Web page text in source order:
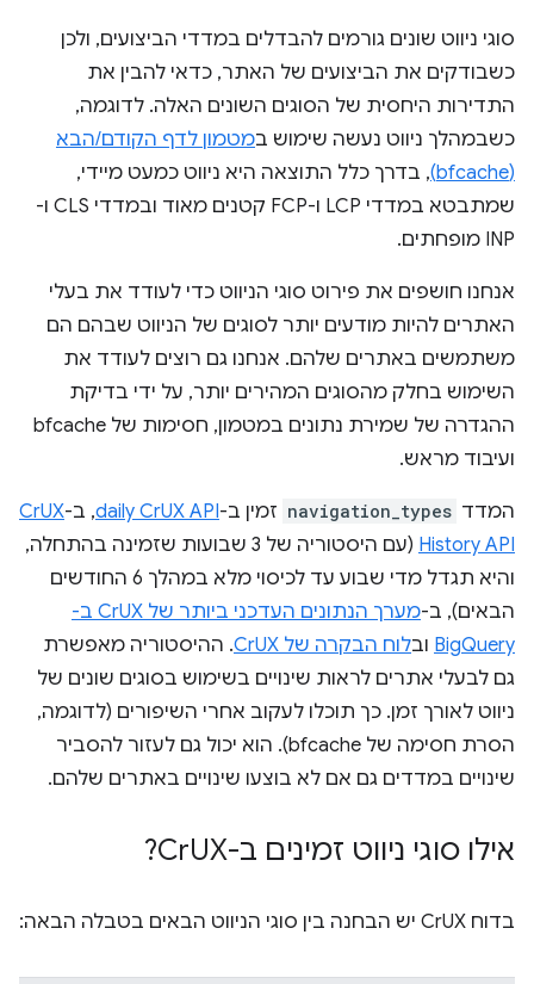
סוגי ניווט שונים גורמים להבדלים במדדי הביצועים, ולכן
כשבודקים את הביצועים של האתר, כדאי להבין את
התדירות היחסית של הסוגים השונים האלה. לדוגמה,
כשבמהלך ניווט נעשה שימוש במטמון לדף הקודם/הבא
(bfcache)
, בדרך כלל התוצאה היא ניווט כמעט מיידי,
שמתבטא במדדי LCP ו-FCP קטנים מאוד ובמדדי CLS ו-
INP מופחתים.
אנחנו חושפים את פירוט סוגי הניווט כדי לעודד את בעלי
האתרים להיות מודעים יותר לסוגים של הניווט שבהם הם
משתמשים באתרים שלהם. אנחנו גם רוצים לעודד את
השימוש בחלק מהסוגים המהירים יותר, על ידי בדיקת
ההגדרה של שמירת נתונים במטמון, חסימות של bfcache
ועיבוד מראש.
המדד navigation_types זמין ב-daily CrUX API, ב-CrUX
History API
(עם היסטוריה של 3 שבועות שזמינה בהתחלה,
והיא תגדל מדי שבוע עד לכיסוי מלא במהלך 6 החודשים
הבאים), ב-
מערך הנתונים העדכני ביותר של CrUX ב-
BigQuery ובלוח הבקרה של CrUX
. ההיסטוריה מאפשרת
גם לבעלי אתרים לראות שינויים בשימוש בסוגים שונים של
ניווט לאורך זמן. כך תוכלו לעקוב אחרי השיפורים (לדוגמה,
הסרת חסימה של bfcache). הוא יכול גם לעזור להסביר
שינויים במדדים גם אם לא בוצעו שינויים באתרים שלהם.
אילו סוגי ניווט זמינים ב-CrUX?
בדוח CrUX יש הבחנה בין סוגי הניווט הבאים בטבלה הבאה: